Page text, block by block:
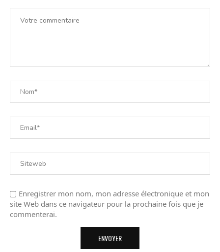
Enregistrer mon nom, mon adresse électronique et mon
site Web dans ce navigateur pour la prochaine fois que je
commenterai.